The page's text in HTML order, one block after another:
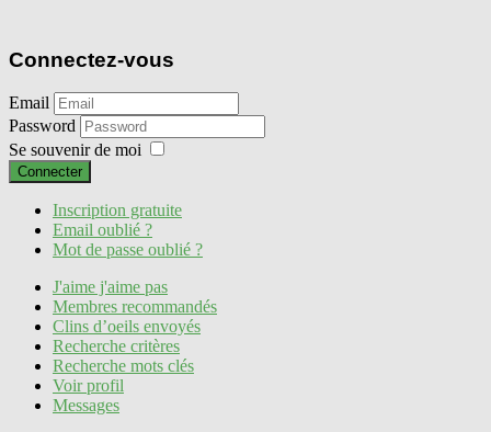
Connectez-vous
Email
Password
Se souvenir de moi
Connecter
Inscription gratuite
Email oublié ?
Mot de passe oublié ?
J'aime j'aime pas
Membres recommandés
Clins d’oeils envoyés
Recherche critères
Recherche mots clés
Voir profil
Messages